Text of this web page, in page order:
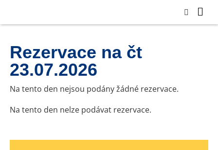
Rezervace na čt
23.07.2026
Na tento den nejsou podány žádné rezervace.
Na tento den nelze podávat rezervace.